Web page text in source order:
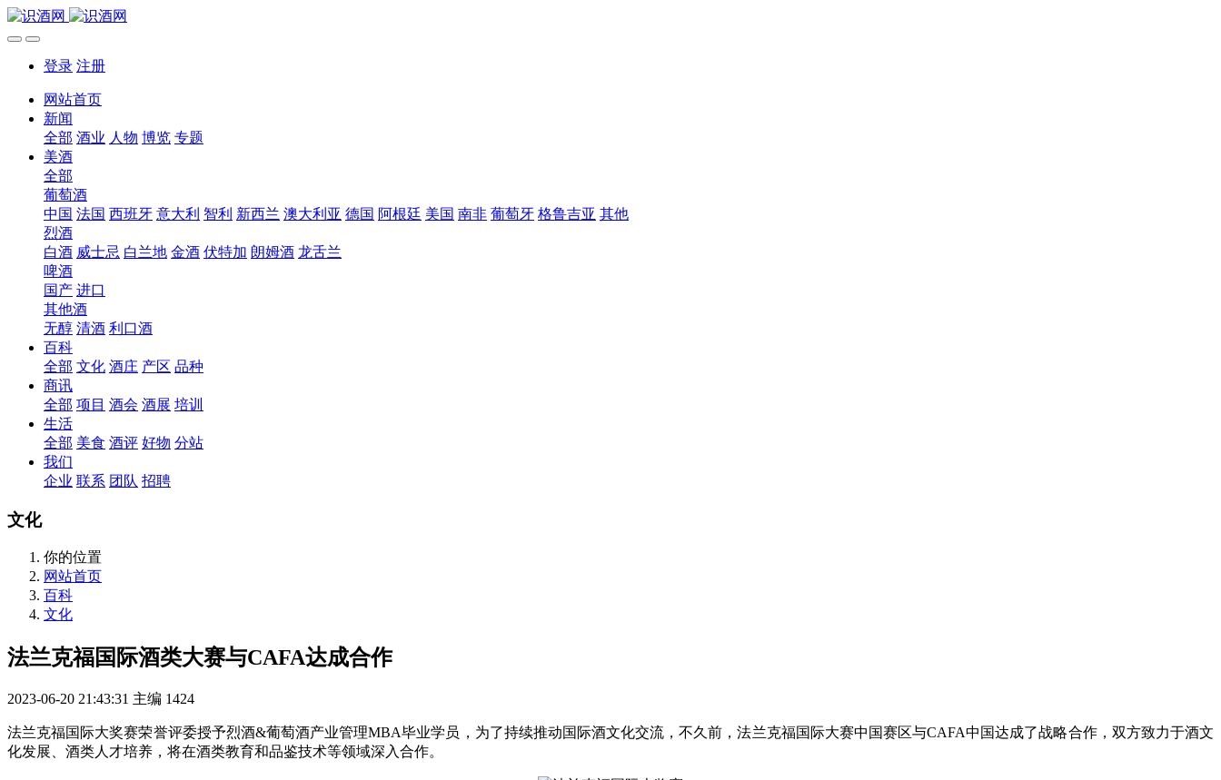
登录 注册
网站首页
新闻
全部 酒业 人物 博览 专题
美酒
全部
葡萄酒
中国 法国 西班牙 意大利 智利 新西兰 澳大利亚 德国 阿根廷 美国 南非 葡萄牙 格鲁吉亚 其他
烈酒
白酒 威士忌 白兰地 金酒 伏特加 朗姆酒 龙舌兰
啤酒
国产 进口
其他酒
无醇 清酒 利口酒
百科
全部 文化 酒庄 产区 品种
商讯
全部 项目 酒会 酒展 培训
生活
全部 美食 酒评 好物 分站
我们
企业 联系 团队 招聘
文化
你的位置
网站首页
百科
文化
法兰克福国际酒类大赛与CAFA达成合作
2023-06-20 21:43:31 主编 1424
法兰克福国际大奖赛荣誉评委授予烈酒&葡萄酒产业管理MBA毕业学员，为了持续推动国际酒文化交流，不久前，法兰克福国际大赛中国赛区与CAFA中国达成了战略合作，双方致力于酒文
化发展、酒类人才培养，将在酒类教育和品鉴技术等领域深入合作。